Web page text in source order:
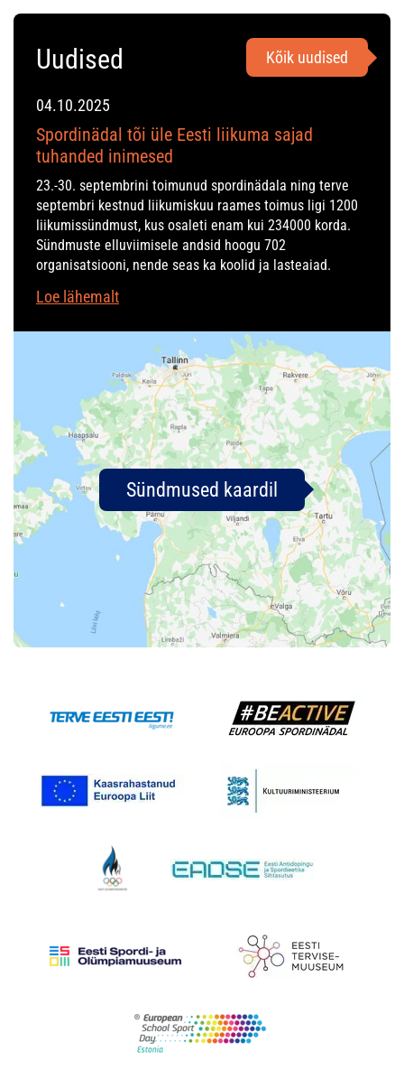
Uudised Kõik uudised
04.10.2025
Spordinädal tõi üle Eesti liikuma sajad
tuhanded inimesed
23.-30. septembrini toimunud spordinädala ning terve
septembri kestnud liikumiskuu raames toimus ligi 1200
liikumissündmust, kus osaleti enam kui 234000 korda.
Sündmuste elluviimisele andsid hoogu 702
organisatsiooni, nende seas ka koolid ja lasteaiad.
Loe lähemalt
Sündmused kaardil